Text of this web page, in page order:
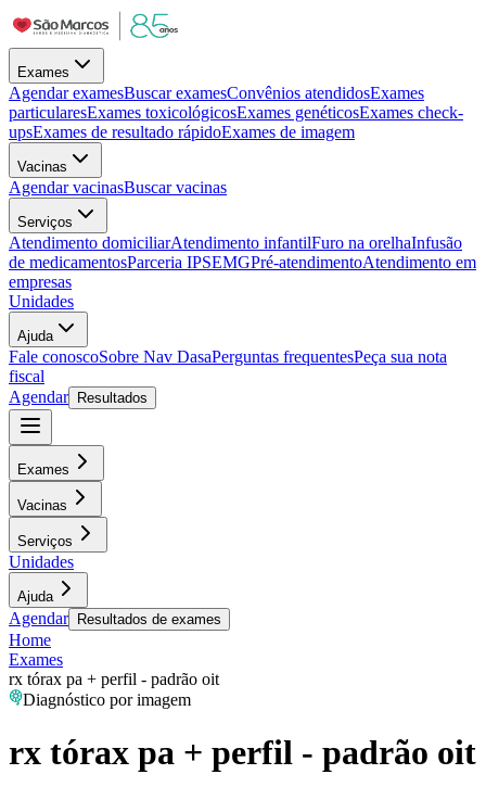
Exames
Agendar examesBuscar examesConvênios atendidosExames
particularesExames toxicológicosExames genéticosExames check-
upsExames de resultado rápidoExames de imagem
Vacinas
Agendar vacinasBuscar vacinas
Serviços
Atendimento domiciliarAtendimento infantilFuro na orelhaInfusão
de medicamentosParceria IPSEMGPré-atendimentoAtendimento em
empresas
Unidades
Ajuda
Fale conoscoSobre Nav DasaPerguntas frequentesPeça sua nota
fiscal
Agendar
Resultados
Exames
Vacinas
Serviços
Unidades
Ajuda
Agendar Resultados de exames
Home
Exames
rx tórax pa + perfil - padrão oit
Diagnóstico por imagem
rx tórax pa + perfil - padrão oit